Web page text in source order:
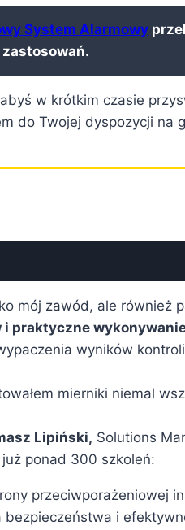
System Alarmowy
w krótkim czasie
do Twojej dyspozycji na
mój zawód, ale również
i praktyczne
wyników
mierniki niemal
Lipiński, Solutions
już ponad 300 szkoleń:
przeciwporażeniowej
bezpieczeństwa i